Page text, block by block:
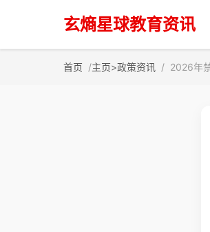
玄熵星球教育资讯
首页 主页>政策资讯 2026年